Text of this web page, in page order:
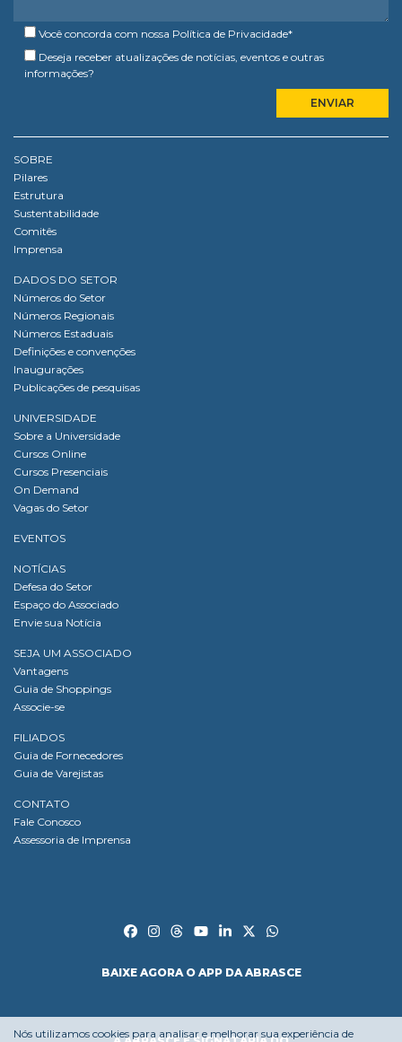
Você concorda com nossa Política de Privacidade*
Deseja receber atualizações de notícias, eventos e outras
informações?
SOBRE
Pilares
Estrutura
Sustentabilidade
Comitês
Imprensa
DADOS DO SETOR
Números do Setor
Números Regionais
Números Estaduais
Definições e convenções
Inaugurações
Publicações de pesquisas
UNIVERSIDADE
Sobre a Universidade
Cursos Online
Cursos Presenciais
On Demand
Vagas do Setor
EVENTOS
NOTÍCIAS
Defesa do Setor
Espaço do Associado
Envie sua Notícia
SEJA UM ASSOCIADO
Vantagens
Guia de Shoppings
Associe-se
FILIADOS
Guia de Fornecedores
Guia de Varejistas
CONTATO
Fale Conosco
Assessoria de Imprensa
BAIXE AGORA O APP DA ABRASCE
Nós utilizamos cookies para analisar e melhorar sua experiência de